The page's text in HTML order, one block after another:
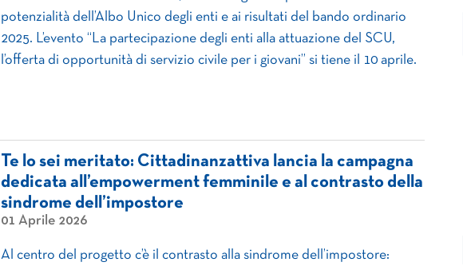
potenzialità dell’Albo Unico degli enti e ai risultati del bando ordinario
2025. L’evento “La partecipazione degli enti alla attuazione del SCU,
l’offerta di opportunità di servizio civile per i giovani” si tiene il 10 aprile.
Te lo sei meritato: Cittadinanzattiva lancia la campagna
dedicata all’empowerment femminile e al contrasto della
sindrome dell’impostore
01 Aprile 2026
Al centro del progetto c’è il contrasto alla sindrome dell’impostore: